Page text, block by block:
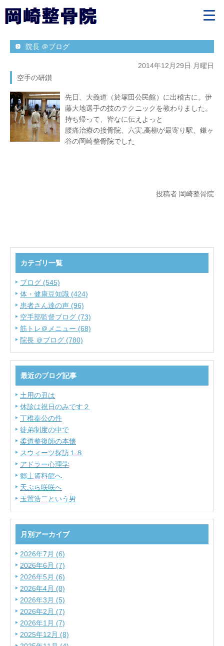
院長 ＠ブログ
2014年12月29日 月曜日
空手の研鑚
先日、大義道（於塚田公民館）に出稽古に。伊
藤大地選手の技のテクニックを教わりました。
持ち帰って、皆なに伝えよっと
腰痛治療の接骨院、六実,高柳が最寄り駅、鎌ヶ
谷の岡崎整骨院でした
投稿者 岡崎整骨院
カテゴリ一覧
ブログ (545)
体・健康豆知識 (424)
患者さん達の声 (96)
空手部監督ブログ (73)
筋トレ＠メニュー (68)
院長 ＠ブログ (780)
最近のブログ記事
土用の丑は
休診は祝日のみです２
丁稚奉公の件
徒弟制度の中で
柔道整復師の本懐
スウィーツ探訪１８
アドラー心理学
郷土資料館へ
天ぷら咲咲へ
玉置浩二という男
月別アーカイブ
2026年7月 (6)
2026年6月 (7)
2026年5月 (6)
2026年4月 (8)
2026年3月 (5)
2026年2月 (7)
2026年1月 (7)
2025年12月 (8)